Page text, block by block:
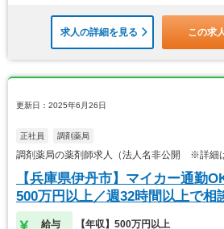
求人の詳細を見る この求
更新日：2025年6月26日
正社員 調剤薬局
調剤薬局の薬剤師求人（法人名非公開 ※詳細
【兵庫県伊丹市】マイカー通勤
500万円以上／週32時間以上で相
給与 【年収】500万円以上